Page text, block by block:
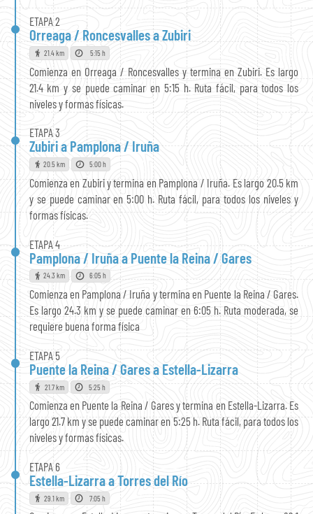
ETAPA 2
Orreaga / Roncesvalles a Zubiri
21.4 km 5:15 h
Comienza en Orreaga / Roncesvalles y termina en Zubiri. Es largo
21.4 km y se puede caminar en 5:15 h. Ruta fácil, para todos los
niveles y formas físicas.
ETAPA 3
Zubiri a Pamplona / Iruña
20.5 km 5:00 h
Comienza en Zubiri y termina en Pamplona / Iruña. Es largo 20.5 km
y se puede caminar en 5:00 h. Ruta fácil, para todos los niveles y
formas físicas.
ETAPA 4
Pamplona / Iruña a Puente la Reina / Gares
24.3 km 6:05 h
Comienza en Pamplona / Iruña y termina en Puente la Reina / Gares.
Es largo 24.3 km y se puede caminar en 6:05 h. Ruta moderada, se
requiere buena forma física
ETAPA 5
Puente la Reina / Gares a Estella-Lizarra
21.7 km 5:25 h
Comienza en Puente la Reina / Gares y termina en Estella-Lizarra. Es
largo 21.7 km y se puede caminar en 5:25 h. Ruta fácil, para todos los
niveles y formas físicas.
ETAPA 6
Estella-Lizarra a Torres del Río
29.1 km 7:05 h